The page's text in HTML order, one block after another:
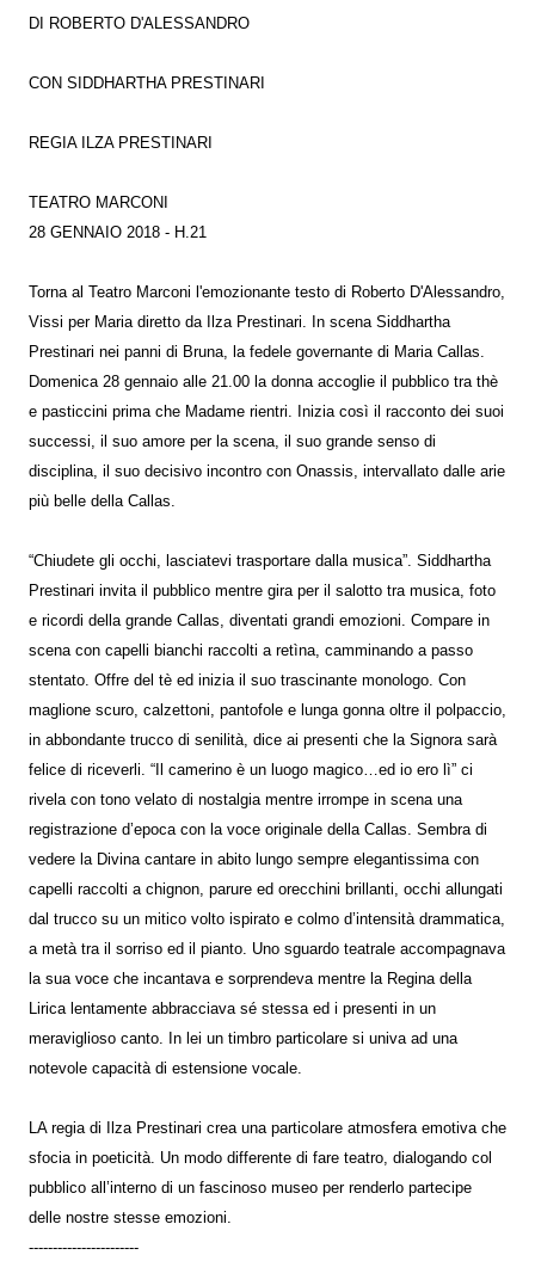
DI ROBERTO D'ALESSANDRO
CON SIDDHARTHA PRESTINARI
REGIA ILZA PRESTINARI
TEATRO MARCONI
28 GENNAIO 2018 - H.21
Torna al Teatro Marconi l'emozionante testo di Roberto D'Alessandro,
Vissi per Maria diretto da Ilza Prestinari. In scena Siddhartha
Prestinari nei panni di Bruna, la fedele governante di Maria Callas.
Domenica 28 gennaio alle 21.00 la donna accoglie il pubblico tra thè
e pasticcini prima che Madame rientri. Inizia così il racconto dei suoi
successi, il suo amore per la scena, il suo grande senso di
disciplina, il suo decisivo incontro con Onassis, intervallato dalle arie
più belle della Callas.
“Chiudete gli occhi, lasciatevi trasportare dalla musica”. Siddhartha
Prestinari invita il pubblico mentre gira per il salotto tra musica, foto
e ricordi della grande Callas, diventati grandi emozioni. Compare in
scena con capelli bianchi raccolti a retìna, camminando a passo
stentato. Offre del tè ed inizia il suo trascinante monologo. Con
maglione scuro, calzettoni, pantofole e lunga gonna oltre il polpaccio,
in abbondante trucco di senilità, dice ai presenti che la Signora sarà
felice di riceverli. “Il camerino è un luogo magico…ed io ero lì” ci
rivela con tono velato di nostalgia mentre irrompe in scena una
registrazione d’epoca con la voce originale della Callas. Sembra di
vedere la Divina cantare in abito lungo sempre elegantissima con
capelli raccolti a chignon, parure ed orecchini brillanti, occhi allungati
dal trucco su un mitico volto ispirato e colmo d’intensità drammatica,
a metà tra il sorriso ed il pianto. Uno sguardo teatrale accompagnava
la sua voce che incantava e sorprendeva mentre la Regina della
Lirica lentamente abbracciava sé stessa ed i presenti in un
meraviglioso canto. In lei un timbro particolare si univa ad una
notevole capacità di estensione vocale.
LA regia di Ilza Prestinari crea una particolare atmosfera emotiva che
sfocia in poeticità. Un modo differente di fare teatro, dialogando col
pubblico all’interno di un fascinoso museo per renderlo partecipe
delle nostre stesse emozioni.
-----------------------